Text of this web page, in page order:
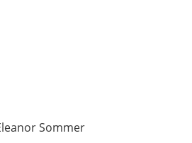
Sommer